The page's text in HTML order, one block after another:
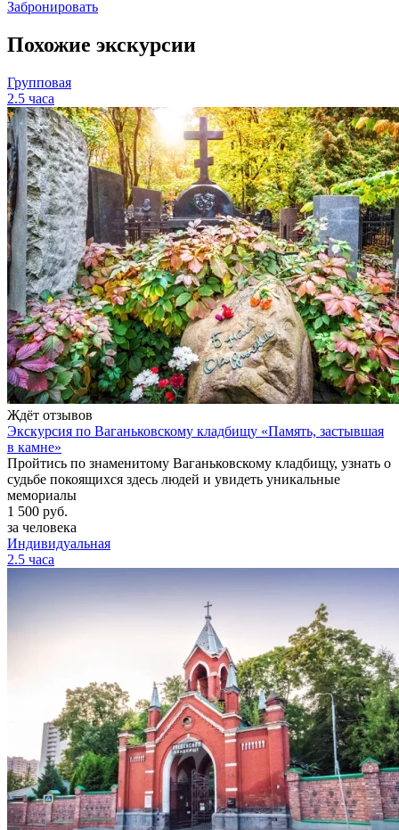
Забронировать
Похожие экскурсии
Групповая
2.5 часа
Ждёт отзывов
Экскурсия по Ваганьковскому кладбищу «Память, застывшая
в камне»
Пройтись по знаменитому Ваганьковскому кладбищу, узнать о
судьбе покоящихся здесь людей и увидеть уникальные
мемориалы
1 500 руб.
за человека
Индивидуальная
2.5 часа